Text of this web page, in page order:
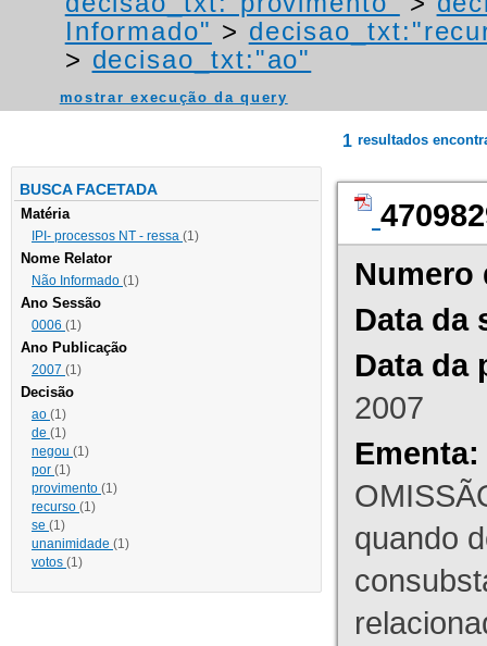
Informado" >
> decisao_txt:"ao"
mostrar execução da query
BUSCA FACETADA
Matéria
IPI- processos NT - ressa (1)
Nome Relator
Não Informado (1)
Ano Sessão
0006 (1)
Ano Publicação
2007 (1)
Decisão
ao (1)
de (1)
negou (1)
por (1)
provimento (1)
recurso (1)
se (1)
unanimidade (1)
votos (1)
1 resultados
Numero
Data da
Data da
2007
Ementa:
quando